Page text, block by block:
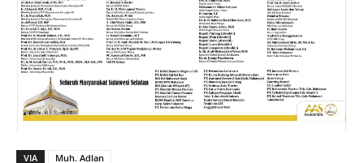
VIA
Muh. Adlan